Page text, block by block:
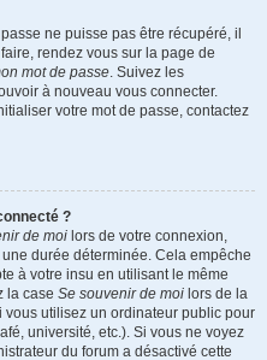
ne puisse pas être récupéré, il
rendez vous sur la page de
mot de passe. Suivez les
à nouveau vous connecter.
votre mot de passe, contactez
?
de moi lors de votre connexion,
durée déterminée. Cela empêche
à votre insu en utilisant le même
la case Se souvenir de moi lors de la
vous utilisez un ordinateur public pour
université, etc.). Si vous ne voyez
du forum a désactivé cette